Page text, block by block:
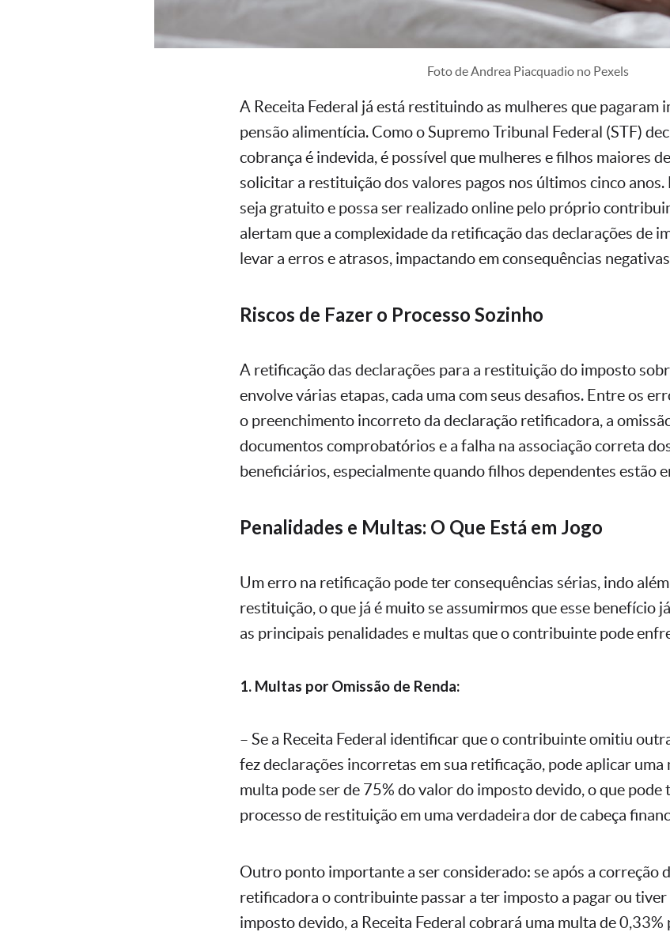
Foto de Andrea Piacquadio no Pexels
A Receita Federal já está restituindo as mulheres que pagaram
pensão alimentícia. Como o Supremo Tribunal Federal (STF)
cobrança é indevida, é possível que mulheres e filhos maiores
solicitar a restituição dos valores pagos nos últimos cinco anos.
seja gratuito e possa ser realizado online pelo próprio
alertam que a complexidade da retificação das declarações de
levar a erros e atrasos, impactando em consequências
Riscos de Fazer o Processo Sozinho
A retificação das declarações para a restituição do imposto
envolve várias etapas, cada uma com seus desafios. Entre os
o preenchimento incorreto da declaração retificadora, a
documentos comprobatórios e a falha na associação correta
beneficiários, especialmente quando filhos dependentes estão
Penalidades e Multas: O Que Está em Jogo
Um erro na retificação pode ter consequências sérias, indo
restituição, o que já é muito se assumirmos que esse benefício
as principais penalidades e multas que o contribuinte pode
1. Multas por Omissão de Renda:
– Se a Receita Federal identificar que o contribuinte omitiu
fez declarações incorretas em sua retificação, pode aplicar uma
multa pode ser de 75% do valor do imposto devido, o que
processo de restituição em uma verdadeira dor de cabeça
Outro ponto importante a ser considerado: se após a correção
retificadora o contribuinte passar a ter imposto a pagar ou
imposto devido, a Receita Federal cobrará uma multa de 0,33%